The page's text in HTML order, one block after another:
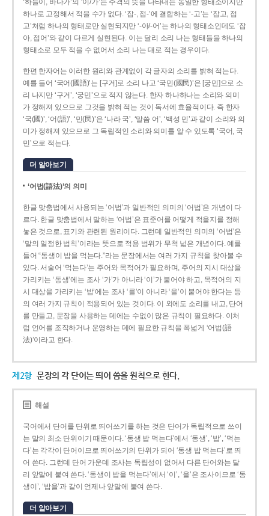
‘하늘이, 바다가’의 ‘이/가’는 주격의 뜻을 나타내는 동일한 형태소이지만
하나로 고정해서 적을 수가 없다. ‘잡-, 접-’에 결합하는 ‘-고’는 ‘잡고, 접
고’처럼 하나의 형태로만 실현되지만 ‘-아/-어’는 하나의 형태소인데도 ‘잡
아, 접어’와 같이 다르게 실현된다. 이는 달리 소리 나는 형태들을 하나의
형태소로 모두 적을 수 없어서 소리 나는 대로 적는 경우이다.
한편 한자어는 이러한 원리와 관계없이 각 글자의 소리를 밝혀 적는다.
예를 들어 ‘국어(國語)’는 [구거]로 소리 나고 ‘국민(國民)’은 [궁민]으로 소
리 나지만 ‘구거’, ‘궁민’으로 적지 않는다. 한자 하나하나는 소리와 의미
가 정해져 있으므로 그것을 밝혀 적는 것이 독서에 효율적이다. 즉 한자
‘국(國)’, ‘어(語)’, ‘민(民)’은 ‘나라 국’, ‘말씀 어’, ‘백성 민’과 같이 소리와 의
미가 정해져 있으므로 그 독립적인 소리와 의미를 알 수 있도록 ‘국어, 국
민’으로 적는다.
더 알아보기
‘어법(語法)’의 의미
한글 맞춤법에서 사용되는 ‘어법’과 일반적인 의미의 ‘어법’은 개념이 다
르다. 한글 맞춤법에서 말하는 ‘어법’은 표준어를 어떻게 적을지를 정해
놓은 것으로, 표기와 관련된 원리이다. 그런데 일반적인 의미의 ‘어법’은
‘말의 일정한 법칙’이라는 뜻으로 적용 범위가 무척 넓은 개념이다. 예를
들어 “동생이 밥을 먹는다.”라는 문장에서는 여러 가지 규칙을 찾아볼 수
있다. 서술어 ‘먹는다’는 주어와 목적어가 필요하며, 주어의 지시 대상을
가리키는 ‘동생’에는 조사 ‘가’가 아니라 ‘이’가 붙어야 하고, 목적어의 지
시 대상을 가리키는 ‘밥’에는 조사 ‘를’이 아니라 ‘을’이 붙어야 한다는 등
의 여러 가지 규칙이 적용되어 있는 것이다. 이 외에도 소리를 내고, 단어
를 만들고, 문장을 사용하는 데에는 수없이 많은 규칙이 필요하다. 이처
럼 언어를 조직하거나 운영하는 데에 필요한 규칙을 폭넓게 ‘어법(語
法)’이라고 한다.
제2항 문장의 각 단어는 띄어 씀을 원칙으로 한다.
해설
국어에서 단어를 단위로 띄어쓰기를 하는 것은 단어가 독립적으로 쓰이
는 말의 최소 단위이기 때문이다. ‘동생 밥 먹는다’에서 ‘동생’, ‘밥’, ‘먹는
다’는 각각이 단어이므로 띄어쓰기의 단위가 되어 ‘동생 밥 먹는다’로 띄
어 쓴다. 그런데 단어 가운데 조사는 독립성이 없어서 다른 단어와는 달
리 앞말에 붙여 쓴다. ‘동생이 밥을 먹는다’에서 ‘이’, ‘을’은 조사이므로 ‘동
생이’, ‘밥을’과 같이 언제나 앞말에 붙여 쓴다.
더 알아보기